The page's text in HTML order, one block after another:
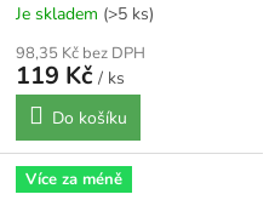
Je skladem (>5 ks)
98,35 Kč bez DPH
119 Kč / ks
Do košíku
Více za méně